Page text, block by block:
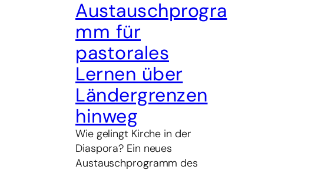
Austauschprogra
mm für
pastorales
Lernen über
Ländergrenzen
hinweg
Wie gelingt Kirche in der
Diaspora? Ein neues
Austauschprogramm des